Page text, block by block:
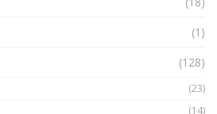
(1)
(128)
(23)
(14)